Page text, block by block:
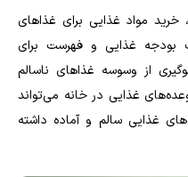
خرید مواد غذایی برای غذاهای
بودجه غذایی و فهرست برای
از وسوسه غذاهای ناسالم
غذایی در خانه می‌تواند
غذایی سالم و آماده داشته